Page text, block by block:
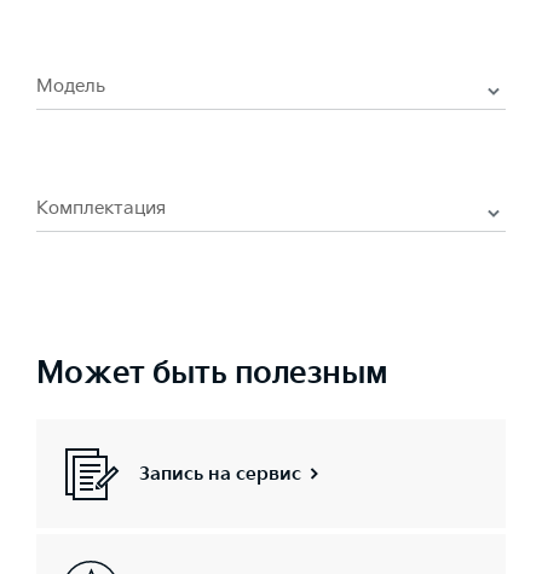
Модель
Комплектация
Может быть полезным
Запись на сервис